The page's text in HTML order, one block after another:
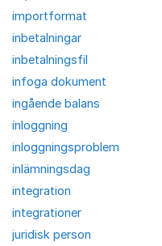
importformat
inbetalningar
inbetalningsfil
infoga dokument
ingående balans
inloggning
inloggningsproblem
inlämningsdag
integration
integrationer
juridisk person